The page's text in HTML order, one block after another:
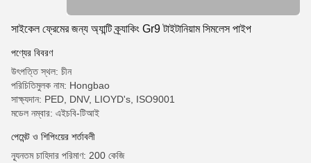
সাইকেল ফ্রেমের জন্য অ্যান্টি ক্র্যাকিং Gr9 টাইটানিয়াম সিমলেস পাইপ
পণ্যের বিবরণ
উৎপত্তি স্থল: চীন
পরিচিতিমুলক নাম: Hongbao
সাক্ষ্যদান: PED, DNV, LIOYD's, ISO9001
মডেল নম্বার: এইচবি-টিআই
পেমেন্ট ও শিপিংয়ের শর্তাবলী
ন্যূনতম চাহিদার পরিমাণ: 200 কেজি